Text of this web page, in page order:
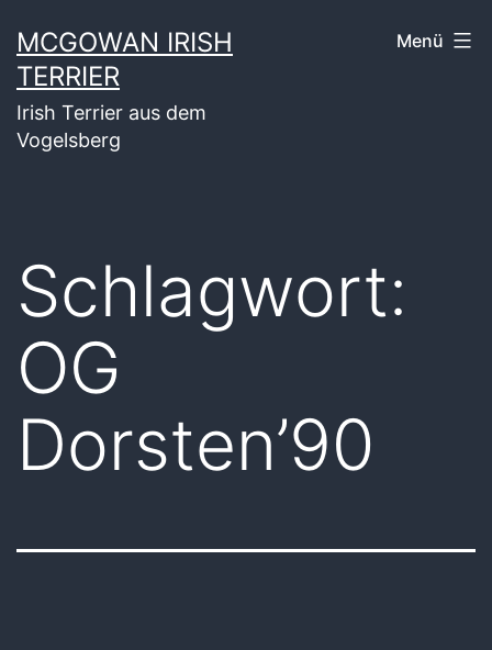
Inhalt
springen
MCGOWAN IRISH
TERRIER
Irish Terrier aus dem
Vogelsberg
Menü
Schlagwort:
OG
Dorsten’90